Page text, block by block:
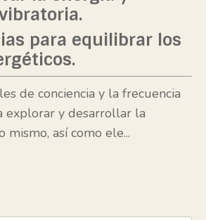
para equilibrar los
de conciencia y la frecuencia
explorar y desarrollar la
mismo, así como ele...